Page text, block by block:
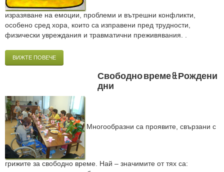
изразяване на емоции, проблеми и вътрешни конфликти,
особено сред хора, които са изправени пред трудности,
физически увреждания и травматични преживявания. .
ВИЖТЕ ПОВЕЧЕ
Свободно време & Рождени
дни
Многообразни са проявите, свързани с
грижите за свободно време. Най – значимите от тях са: